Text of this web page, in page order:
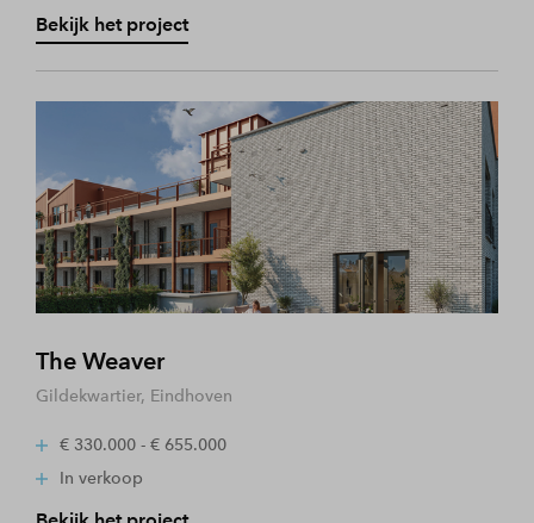
Bekijk het project
The Weaver
Gildekwartier, Eindhoven
€ 330.000 - € 655.000
In verkoop